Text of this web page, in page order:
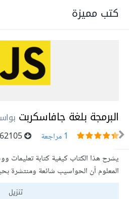
كتب مميزة
البرمجة بلغة جافاسكربت
1 مراجعة
يشرح هذا الكتاب كيفية كتابة تعليمات
المعلوم أن الحواسيب شائعة ومنتشرة
تنزيل